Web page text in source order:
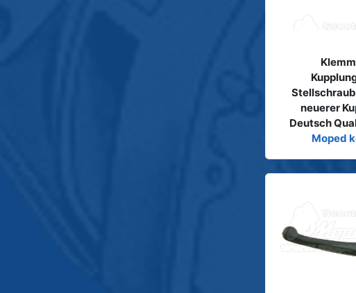
neuerer
Deutsch
Moped